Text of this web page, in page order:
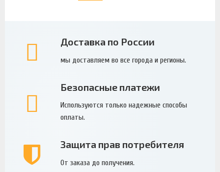
Доставка по России
мы доставляем во все города и регионы.
Безопасные платежи
Используются только надежные способы
оплаты.
Защита прав потребителя
От заказа до получения.